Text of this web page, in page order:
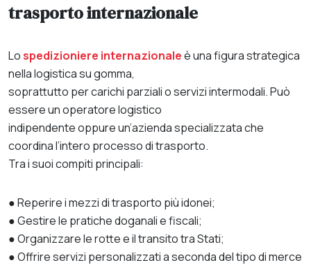
trasporto internazionale
Lospedizioniere internazionaleè una figura strategica
nella logistica su gomma,
soprattutto per carichi parziali o servizi intermodali. Può
essere un operatore logistico
indipendente oppure un’azienda specializzata che
coordina l’intero processo di trasporto.
Tra i suoi compiti principali:
● Reperire i mezzi di trasporto più idonei;
● Gestire le pratiche doganali e fiscali;
● Organizzare le rotte e il transito tra Stati;
● Offrire servizi personalizzati a seconda del tipo di merce